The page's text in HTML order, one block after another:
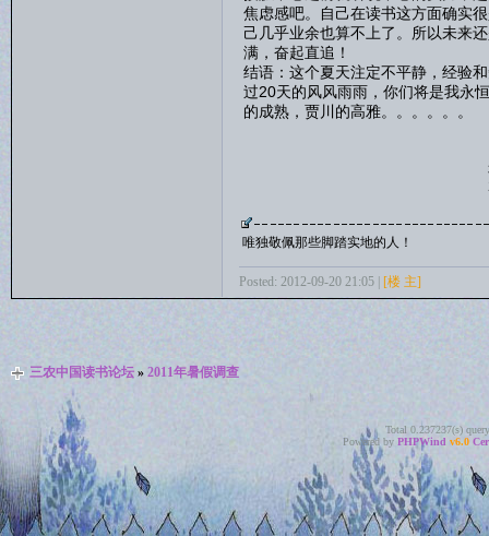
焦虑感吧。自己在读书这方面确实
己几乎业余也算不上了。所以未来
满，奋起直追！
结语：这个夏天注定不平静，经验
过20天的风风雨雨，你们将是我永
的成熟，贾川的高雅。。。。。。
郑
唯独敬佩那些脚踏实地的人！
Posted: 2012-09-20 21:05 | [楼 主]
三农中国读书论坛» 2011年暑假调查
Total 0.237237(s)
Powered by PHPWind v6.0